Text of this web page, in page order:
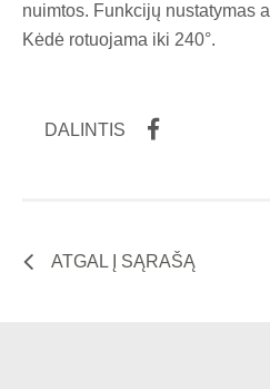
nuimtos. Funkcijų nustatymas
Kėdė rotuojama iki 240°.
DALINTIS
ATGAL Į SĄRAŠĄ